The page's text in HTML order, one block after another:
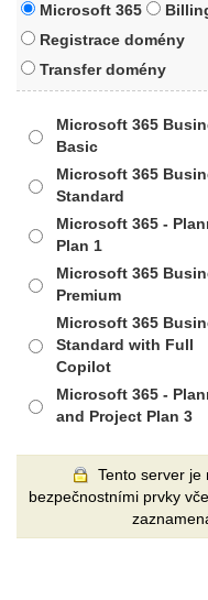
Microsoft 365
Registrace domény
Transfer domény
Microsoft 365
Basic
Microsoft 365
Standard
Microsoft 365 -
Plan 1
Microsoft 365
Premium
Microsoft 365
Standard with Full
Copilot
Microsoft 365 -
and Project Plan 3
Tento server je
bezpečnostními prvky